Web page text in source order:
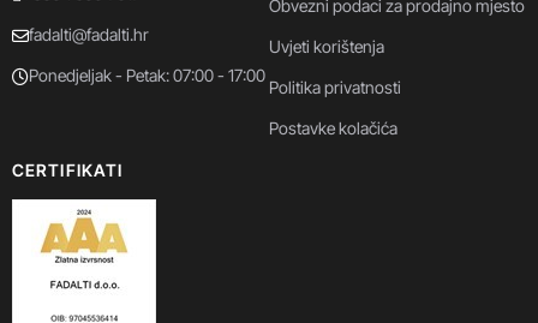
fadalti@fadalti.hr
Ponedjeljak - Petak: 07:00 - 17:00
Obvezni podaci za prodajno mjesto
Uvjeti korištenja
Politika privatnosti
Postavke kolačića
CERTIFIKATI